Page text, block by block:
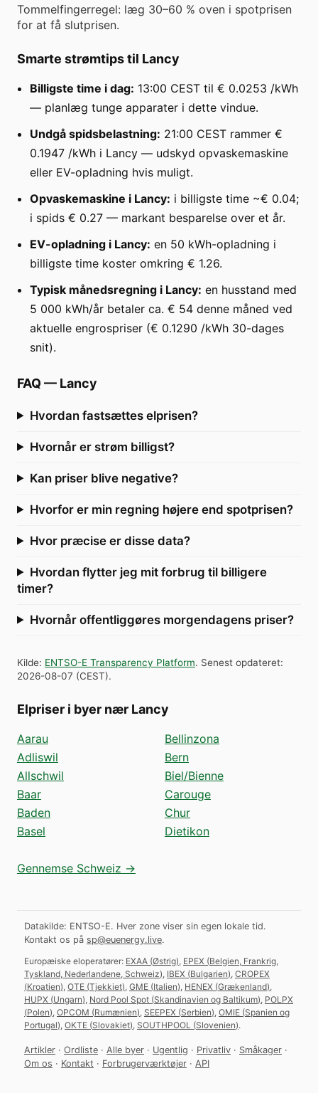
Tommelfingerregel: læg 30–60 % oven i spotprisen
for at få slutprisen.
Smarte strømtips til Lancy
Billigste time i dag: 13:00 CEST til € 0.0253 /kWh
— planlæg tunge apparater i dette vindue.
Undgå spidsbelastning: 21:00 CEST rammer €
0.1947 /kWh i Lancy — udskyd opvaskemaskine
eller EV-opladning hvis muligt.
Opvaskemaskine i Lancy: i billigste time ~€ 0.04;
i spids € 0.27 — markant besparelse over et år.
EV-opladning i Lancy: en 50 kWh-opladning i
billigste time koster omkring € 1.26.
Typisk månedsregning i Lancy: en husstand med
5 000 kWh/år betaler ca. € 54 denne måned ved
aktuelle engrospriser (€ 0.1290 /kWh 30-dages
snit).
FAQ — Lancy
Hvordan fastsættes elprisen?
Hvornår er strøm billigst?
Kan priser blive negative?
Hvorfor er min regning højere end spotprisen?
Hvor præcise er disse data?
Hvordan flytter jeg mit forbrug til billigere
timer?
Hvornår offentliggøres morgendagens priser?
Kilde: ENTSO-E Transparency Platform. Senest opdateret:
2026-08-07 (CEST).
Elpriser i byer nær Lancy
Aarau
Adliswil
Allschwil
Baar
Baden
Basel
Bellinzona
Bern
Biel/Bienne
Carouge
Chur
Dietikon
Gennemse Schweiz →
Datakilde: ENTSO-E. Hver zone viser sin egen lokale tid.
Kontakt os på sp@euenergy.live.
Europæiske eloperatører: EXAA (Østrig) EPEX (Belgien, Frankrig,
Tyskland, Nederlandene, Schweiz) IBEX (Bulgarien) CROPEX
(Kroatien) OTE (Tjekkiet) GME (Italien) HENEX (Grækenland)
HUPX (Ungarn) Nord Pool Spot (Skandinavien og Baltikum) POLPX
(Polen) OPCOM (Rumænien) SEEPEX (Serbien) OMIE (Spanien og
Portugal) OKTE (Slovakiet) SOUTHPOOL (Slovenien).
Artikler · Ordliste · Alle byer · Ugentlig · Privatliv · Småkager ·
Om os · Kontakt · Forbrugerværktøjer · API